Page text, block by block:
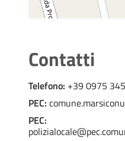
Contatti
Telefono: +39 0975
PEC:
PEC: